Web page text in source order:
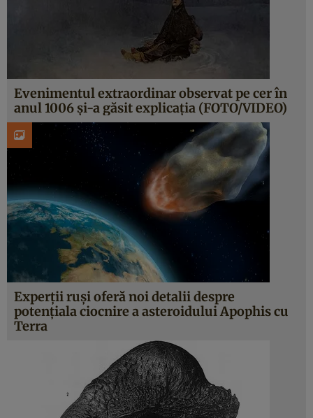
Evenimentul extraordinar observat pe cer în
anul 1006 şi-a găsit explicaţia (FOTO/VIDEO)
Experţii ruşi oferă noi detalii despre
potenţiala ciocnire a asteroidului Apophis cu
Terra